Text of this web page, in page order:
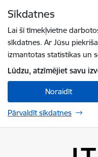
Sīkdatnes
Lai šī tīmekļvietne
sīkdatnes. Ar Jūsu
izmantotas statistikas un
Lūdzu, atzīmējiet savu
Noraidīt
Pārvaldīt sīkdatnes